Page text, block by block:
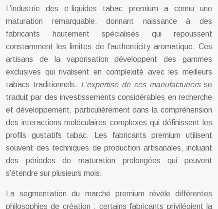
L’industrie des e-liquides tabac premium a connu une
maturation remarquable, donnant naissance à des
fabricants hautement spécialisés qui repoussent
constamment les limites de l’authenticity aromatique. Ces
artisans de la vaporisation développent des gammes
exclusives qui rivalisent en complexité avec les meilleurs
tabacs traditionnels. L’expertise de ces manufacturiers se
traduit par des investissements considérables en recherche
et développement, particulièrement dans la compréhension
des interactions moléculaires complexes qui définissent les
profils gustatifs tabac. Les fabricants premium utilisent
souvent des techniques de production artisanales, incluant
des périodes de maturation prolongées qui peuvent
s’étendre sur plusieurs mois.
La segmentation du marché premium révèle différentes
philosophies de création : certains fabricants privilégient la